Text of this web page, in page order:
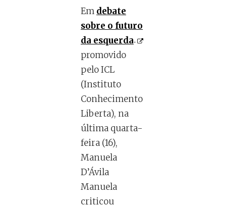
Em debate
sobre o futuro
da esquerda
promovido
pelo ICL
(Instituto
Conhecimento
Liberta), na
última quarta-
feira (16),
Manuela
D’Ávila
Manuela
criticou